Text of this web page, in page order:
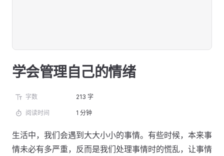
学会管理自己的情绪
字数 213 字
阅读时间 1 分钟
生活中，我们会遇到大大小小的事情。有些时候，本来事
情未必有多严重，反而是我们处理事情时的慌乱，让事情